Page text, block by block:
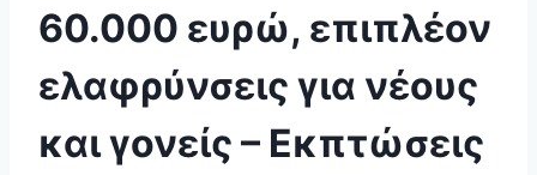
60.000 ευρώ, επιπλέον
ελαφρύνσεις για νέους
και γονείς – Εκπτώσεις